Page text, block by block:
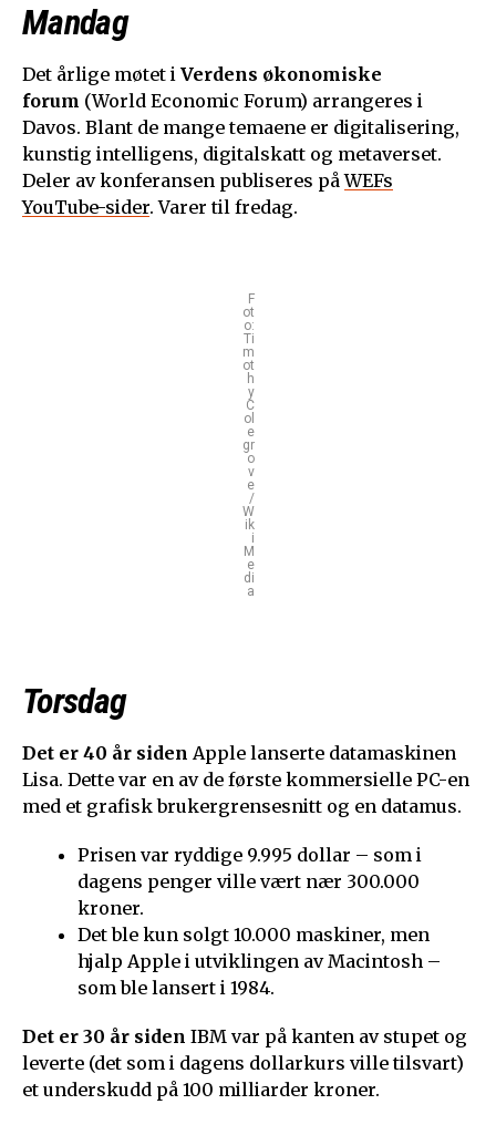
Mandag
Det årlige møtet i Verdens økonomiske
forum (World Economic Forum) arrangeres i
Davos. Blant de mange temaene er digitalisering,
kunstig intelligens, digitalskatt og metaverset.
Deler av konferansen publiseres påWEFs
YouTube-sider. Varer til fredag.
F
ot
o:
Ti
m
ot
h
y
C
ol
e
gr
o
v
e
/
W
ik
i
M
e
di
a
Torsdag
Det er 40 år siden Apple lanserte datamaskinen
Lisa. Dette var en av de første kommersielle PC-en
med et grafisk brukergrensesnitt og en datamus.
Prisen var ryddige 9.995 dollar – som i
dagens penger ville vært nær 300.000
kroner.
Det ble kun solgt 10.000 maskiner, men
hjalp Apple i utviklingen av Macintosh –
som ble lansert i 1984.
Det er 30 år siden IBM var på kanten av stupet og
leverte (det som i dagens dollarkurs ville tilsvart)
et underskudd på 100 milliarder kroner.